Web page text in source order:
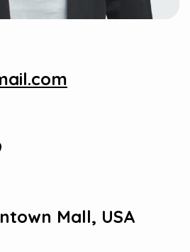
Mall, USA